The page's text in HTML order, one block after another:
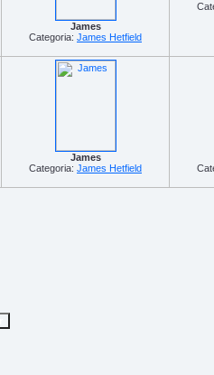
James
Categoria: James Hetfield
James
Categoria: James Hetfield